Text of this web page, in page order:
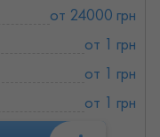
от 24000 грн
от 1 грн
от 1 грн
от 1 грн